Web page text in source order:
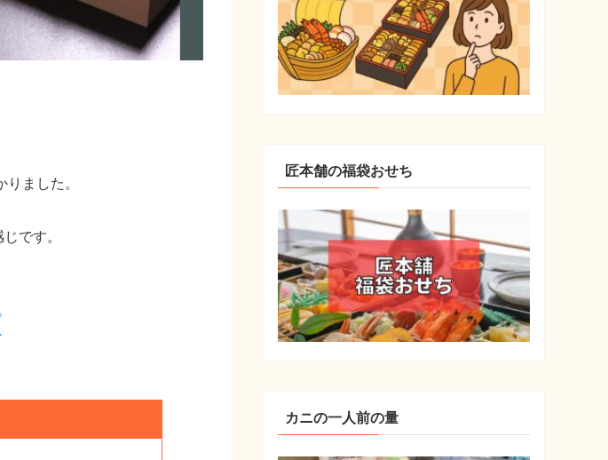
ました。
です。
匠本舗の福袋おせち
カニの一人前の量